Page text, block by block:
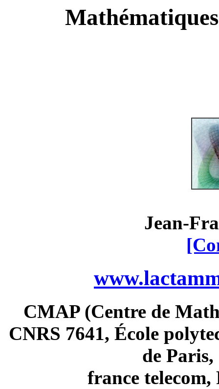
Jean-
CMAP (Centre de
CNRS 7641, École
de
france telecom,